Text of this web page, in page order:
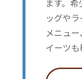
ます。
ッグや
メニュ
イーツも